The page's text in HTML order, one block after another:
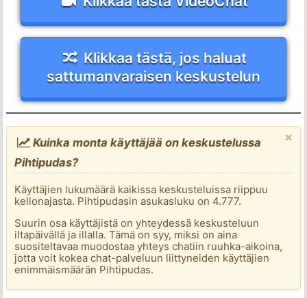
Klikkaa tästä, jos haluat
sattumanvaraisen keskustelun
×
Kuinka monta käyttäjää on keskustelussa
Pihtipudas?
Käyttäjien lukumäärä kaikissa keskusteluissa riippuu
kellonajasta. Pihtipudasin asukasluku on 4.777.
Suurin osa käyttäjistä on yhteydessä keskusteluun
iltapäivällä ja illalla. Tämä on syy, miksi on aina
suositeltavaa muodostaa yhteys chatiin ruuhka-aikoina,
jotta voit kokea chat-palveluun liittyneiden käyttäjien
enimmäismäärän Pihtipudas.